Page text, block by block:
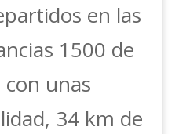
en las
1500 de
unas
34 km de